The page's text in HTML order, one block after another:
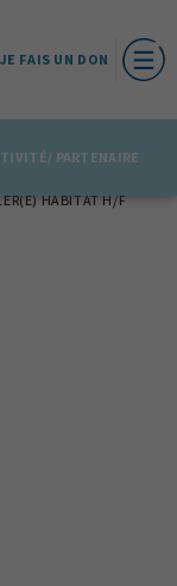
JE FAIS UN DON
PARTENAIRE
HABITAT H/F